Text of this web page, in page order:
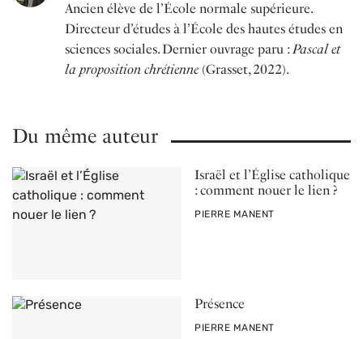
Ancien élève de l’École normale supérieure.
Directeur d’études à l’École des hautes études en
sciences sociales. Dernier ouvrage paru :Pascal et
la proposition chrétienne (Grasset, 2022).
Du même auteur
Israël et l’Église catholique
: comment nouer le lien ?
PAR
PIERRE MANENT
Présence
PAR
PIERRE MANENT